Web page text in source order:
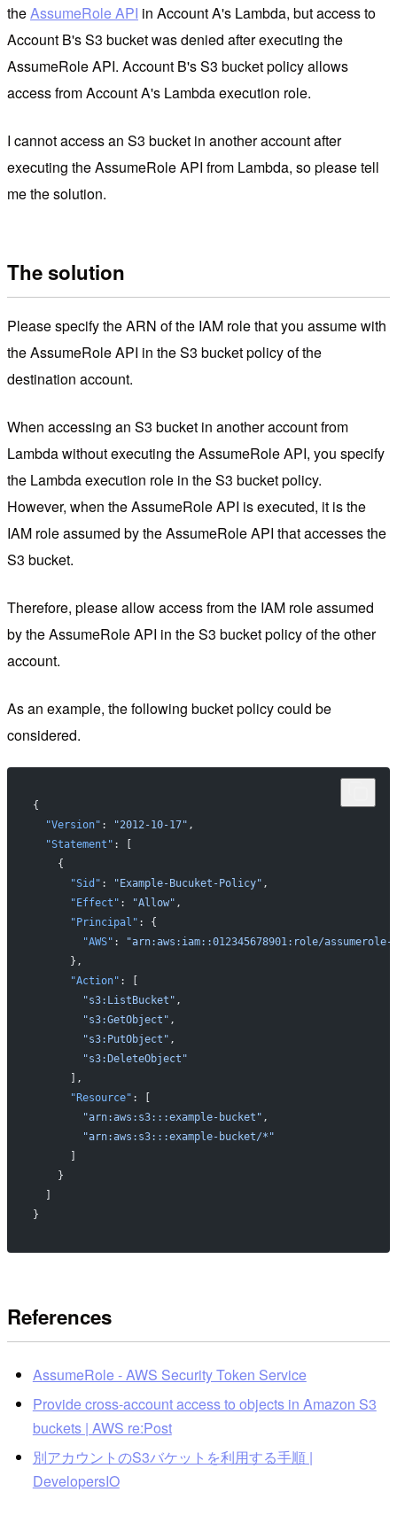
theAssumeRole API in Account A's Lambda, but access to
Account B's S3 bucket was denied after executing the
AssumeRole API. Account B's S3 bucket policy allows
access from Account A's Lambda execution role.
I cannot access an S3 bucket in another account after
executing the AssumeRole API from Lambda, so please tell
me the solution.
The solution
Please specify the ARN of the IAM role that you assume with
the AssumeRole API in the S3 bucket policy of the
destination account.
When accessing an S3 bucket in another account from
Lambda without executing the AssumeRole API, you specify
the Lambda execution role in the S3 bucket policy.
However, when the AssumeRole API is executed, it is the
IAM role assumed by the AssumeRole API that accesses the
S3 bucket.
Therefore, please allow access from the IAM role assumed
by the AssumeRole API in the S3 bucket policy of the other
account.
As an example, the following bucket policy could be
considered.
{
  "Version"
: "2012-10-17" ,
  "Statement"
: [
    {
      "Sid"
: "Example-Bucuket-Policy" ,
      "Effect"
: "Allow" ,
      "Principal"
: {
        "AWS"
:
"arn:aws:iam::012345678901:role/assumerole-
      },
      "Action"
: [
        "s3:ListBucket"
,
        "s3:GetObject"
,
        "s3:PutObject"
,
        "s3:DeleteObject"
      ],
      "Resource"
: [
        "arn:aws:s3:::example-bucket"
,
        "arn:aws:s3:::example-bucket/*"
    }
}
References
AssumeRole - AWS Security Token Service
Provide cross-account access to objects in Amazon S3
buckets | AWS re:Post
別アカウントのS3バケットを利用する手順 |
DevelopersIO